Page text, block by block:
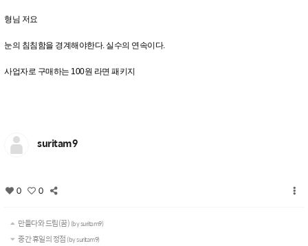
형님 저요
눈의 침침함을 경계해야한다. 실수의 연속이다.
사업자로 구매하는 100원 라면 패키지
suritam9
0 0
만들다와 드림(꿈) (by suritam9)
중간 휴일의 정점 (by suritam9)